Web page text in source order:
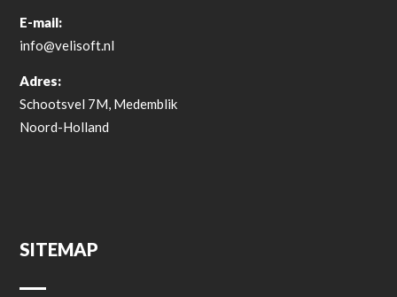
E-mail:
info@velisoft.nl
Adres:
Schootsvel 7M, Medemblik
Noord-Holland
SITEMAP